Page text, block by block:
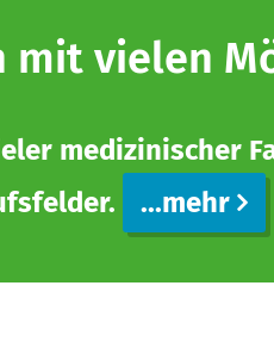
mit vielen
medizinischer
...mehr